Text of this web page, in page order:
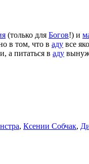
(только для Богов!) и
в том, что в аду все
а питаться в аду
, Ксении Собчак,